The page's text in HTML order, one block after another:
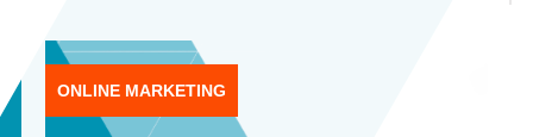
ONLINE MARKETING